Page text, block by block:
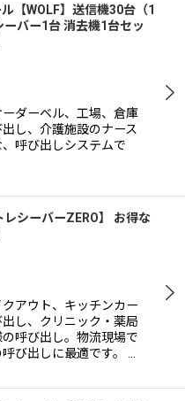
【WOLF】送信機30台（1
バー1台 消去機1台セッ
ダーベル、工場、倉庫
し、介護施設のナース
呼び出しシステムで
シーバーZERO】 お得な
アウト、キッチンカー
し、クリニック・薬局
呼び出し。物流現場で
び出しに最適です。 …